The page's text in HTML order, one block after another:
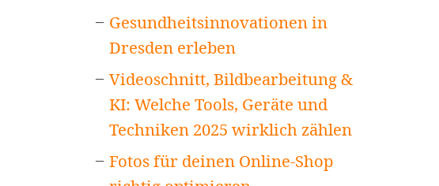
Gesundheitsinnovationen in
Dresden erleben
Videoschnitt, Bildbearbeitung &
KI: Welche Tools, Geräte und
Techniken 2025 wirklich zählen
Fotos für deinen Online-Shop